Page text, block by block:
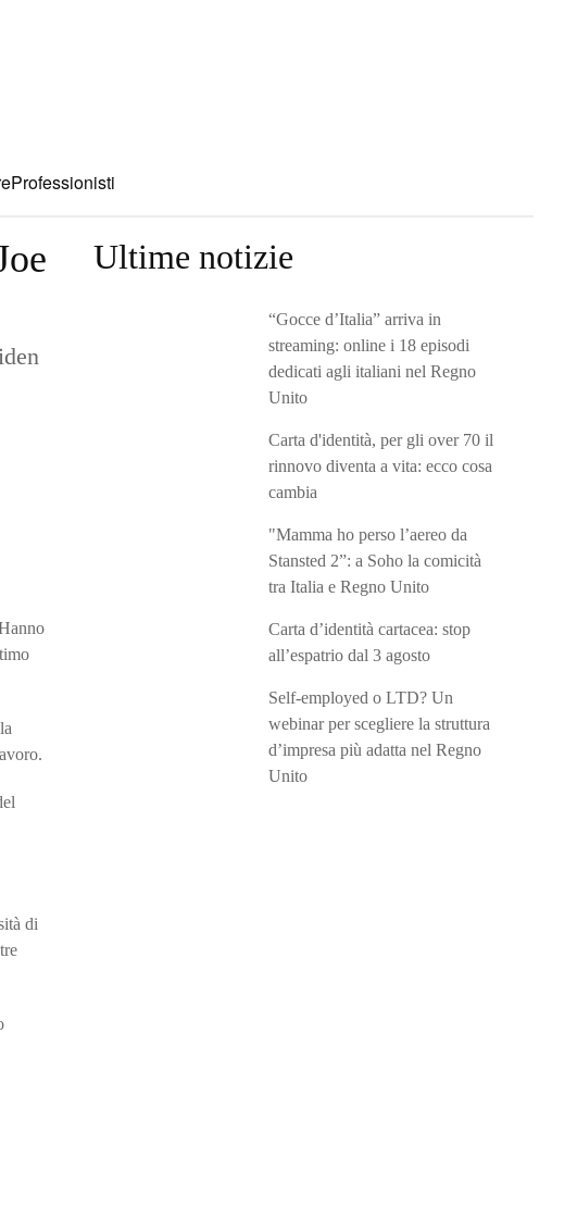
Professionisti
di
Ultime notizie
“Gocce d’Italia” arriva in
streaming: online i 18 episodi
dedicati agli italiani nel Regno
Unito
Carta d'identità, per gli over 70 il
rinnovo diventa a vita: ecco cosa
cambia
"Mamma ho perso l’aereo da
Stansted 2”: a Soho la comicità
tra Italia e Regno Unito
Carta d’identità cartacea: stop
all’espatrio dal 3 agosto
Self-employed o LTD? Un
webinar per scegliere la struttura
d’impresa più adatta nel Regno
Unito